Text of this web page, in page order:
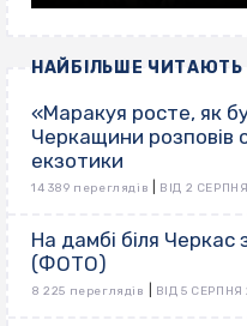
НАЙБІЛЬШЕ ЧИТАЮТЬ
«Маракуя росте, як
Черкащини розповів
екзотики
14 389 переглядів ВІД 2
На дамбі біля Черкас
(ФОТО)
8 225 переглядів ВІД 5 СЕРПНЯ